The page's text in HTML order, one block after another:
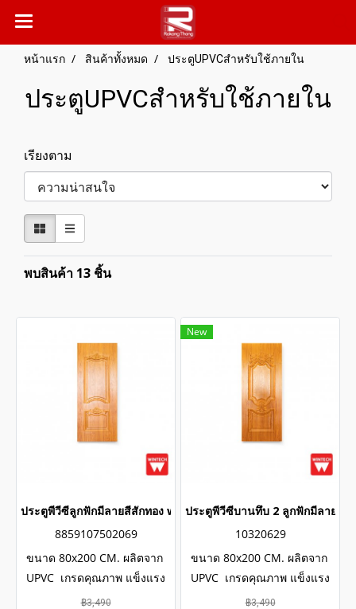
หน้าแรก สินค้าทั้งหมด ประตูUPVCสำหรับใช้ภายใน
ประตูUPVCสำหรับใช้ภายใน
เรียงตาม
พบสินค้า 13 ชิ้น
ประตูพีวีซีลูกฟักมีลายสีสักทอง wintech
8859107502069
ขนาด 80x200 CM. ผลิตจาก
UPVC เกรดคุณภาพ แข็งแรง
ทนทาน มีอายุการใช้งาน
฿3,490
New
ประตูพีวีซีบานทึบ 2 ลูกฟักมีลายสี
10320629
ขนาด 80x200 CM. ผลิตจาก
UPVC เกรดคุณภาพ แข็งแรง
ทนทาน มีอายุการใช้งาน
฿3,490